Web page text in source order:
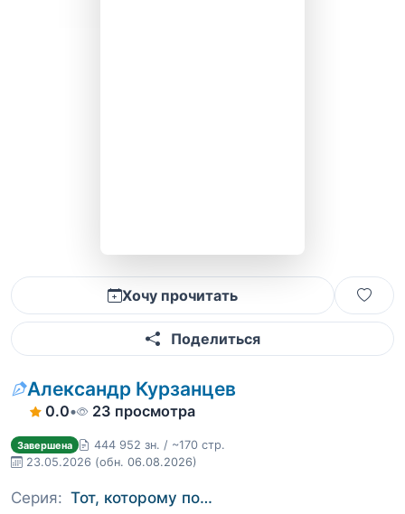
Хочу прочитать
Поделиться
Александр Курзанцев
0.0• 23 просмотра
Завершена
444 952 зн. / ~170 стр.
23.05.2026 (обн. 06.08.2026)
Серия: Тот, которому по…